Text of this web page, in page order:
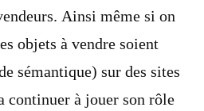
Ainsi même si on
objets à vendre soient
sémantique) sur des sites
continuer à jouer son rôle